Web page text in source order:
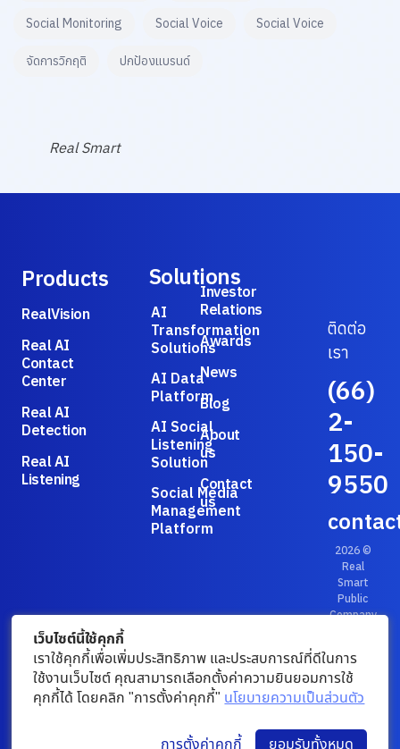
Social Monitoring Social Voice Social Voice
จัดการวิกฤติ ปกป้องแบรนด์
Real Smart
ติดต่อ
เรา
(66)
2-
150-
9550
2026 ©
Real
Smart
Public
Company
Privacy
Policy
Terms &
Conditions
Products
RealVision
Real AI
Contact
Center
Real AI
Detection
Real AI
Listening
Solutions
AI
Transformation
Solutions
AI Data
Platform
AI Social
Listening
Solution
Social Media
Management
Platform
Investor
Relations
Awards
News
Blog
About
us
Contact
us
เว็บไซต์นี้ใช้คุกกี้
เราใช้คุกกี้เพื่อเพิ่มประสิทธิภาพ และประสบการณ์ที่ดีในการ
ใช้งานเว็บไซต์ คุณสามารถเลือกตั้งค่าความยินยอมการใช้
คุกกี้ได้ โดยคลิก "การตั้งค่าคุกกี้" นโยบายความเป็นส่วนตัว
การตั้งค่าคุกกี้ ยอมรับทั้งหมด